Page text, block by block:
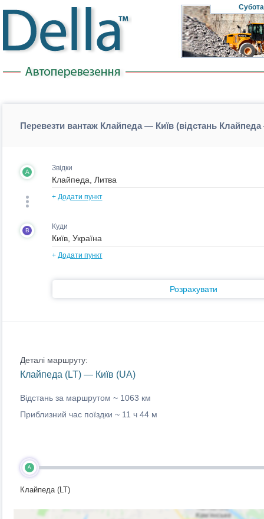
Субота
Перевезти вантаж Клайпеда — Київ (відстань
A Звідки
+ Додати пункт
B Куди
+ Додати пункт
Розрахувати
Деталі маршруту:
Клайпеда (LT) — Київ (UA)
Відстань за маршрутом ~ 1063 км
Приблизний час поїздки ~ 11 ч 44 м
A
Клайпеда (LT)